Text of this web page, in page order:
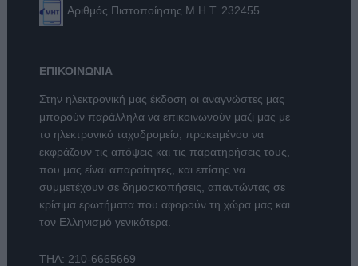
Αριθμός Πιστοποίησης Μ.Η.Τ. 232455
ΕΠΙΚΟΙΝΩΝΙΑ
Στην ηλεκτρονική μας έκδοση οι αναγνώστες μας
μπορούν παράλληλα να επικοινωνούν μαζί μας με
το ηλεκτρονικό ταχυδρομείο, προκειμένου να
εκφράζουν τις απόψεις και τις παρατηρήσεις τους,
που μας είναι απαραίτητες, και επίσης να
συμμετέχουν σε δημοσκοπήσεις, απαντώντας σε
κρίσιμα ερωτήματα που αφορούν τη χώρα μας και
τον Ελληνισμό γενικότερα.
ΤΗΛ: 210-6665669